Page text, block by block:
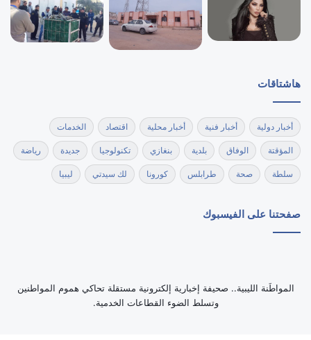
هاشتاقات
أخبار دولية أخبار فنية أخبار محلية اقتصاد الخدمات
المؤقتة الوفاق بلدية بنغازي تكنولوجيا جديدة رياضة
سلطة صحة طرابلس كورونا لك سيدتي ليبيا
صفحتنا على الفيسبوك
‏المواطَنة الليبية.. صحيفة إخبارية إلكترونية مستقلة تحاكي هموم المواطنين
وتسلط الضوء القطاعات الخدمية.